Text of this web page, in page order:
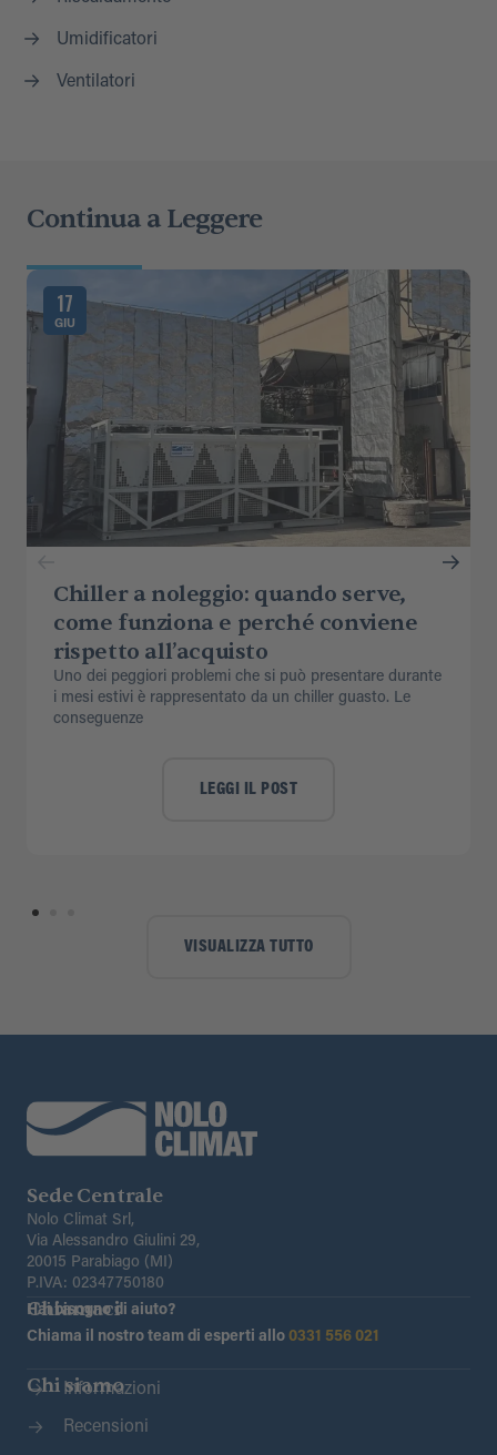
Umidificatori
Ventilatori
Continua a Leggere
17
GIU
Chiller a noleggio: quando serve,
come funziona e perché conviene
rispetto all’acquisto
Uno dei peggiori problemi che si può presentare durante
i mesi estivi è rappresentato da un chiller guasto. Le
conseguenze
LEGGI IL POST
VISUALIZZA TUTTO
Sede Centrale
Nolo Climat Srl,
Via Alessandro Giulini 29,
20015 Parabiago (MI)
P.IVA: 02347750180
Chiamaci
Hai bisogno di aiuto?
Chiama il nostro team di esperti allo 0331 556 021
Chi siamo
Informazioni
Recensioni